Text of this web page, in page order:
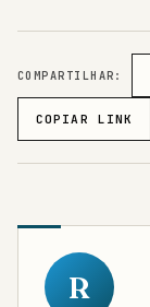
COMPARTILHAR:
COPIAR LINK
R